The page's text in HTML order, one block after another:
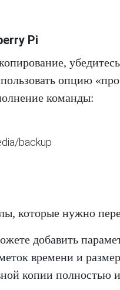
Pi
опцию
команды:
backup
которые нужно
добавить
времени и
копии полностью